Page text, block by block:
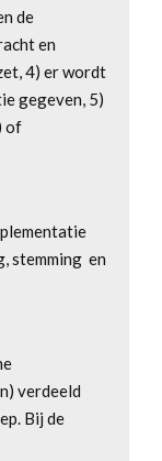
de
en
4) er wordt
gegeven, 5)
of
stemming en
verdeeld
Bij de